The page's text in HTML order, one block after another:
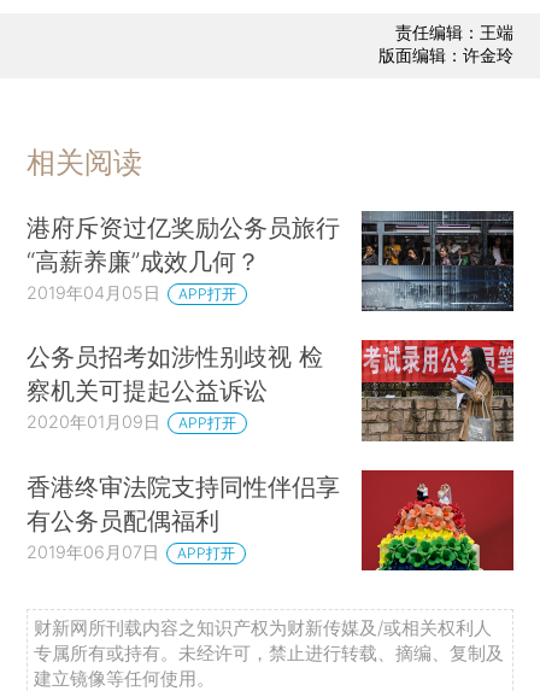
责任编辑：王端
版面编辑：许金玲
相关阅读
港府斥资过亿奖励公务员旅行
“高薪养廉”成效几何？
2019年04月05日 APP打开
公务员招考如涉性别歧视 检
察机关可提起公益诉讼
2020年01月09日 APP打开
香港终审法院支持同性伴侣享
有公务员配偶福利
2019年06月07日 APP打开
财新网所刊载内容之知识产权为财新传媒及/或相关权利人
专属所有或持有。未经许可，禁止进行转载、摘编、复制及
建立镜像等任何使用。